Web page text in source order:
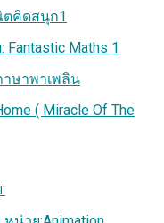
ตคิดสนุก1
Maths 1
ษาพาเพลิน
( Miracle Of The